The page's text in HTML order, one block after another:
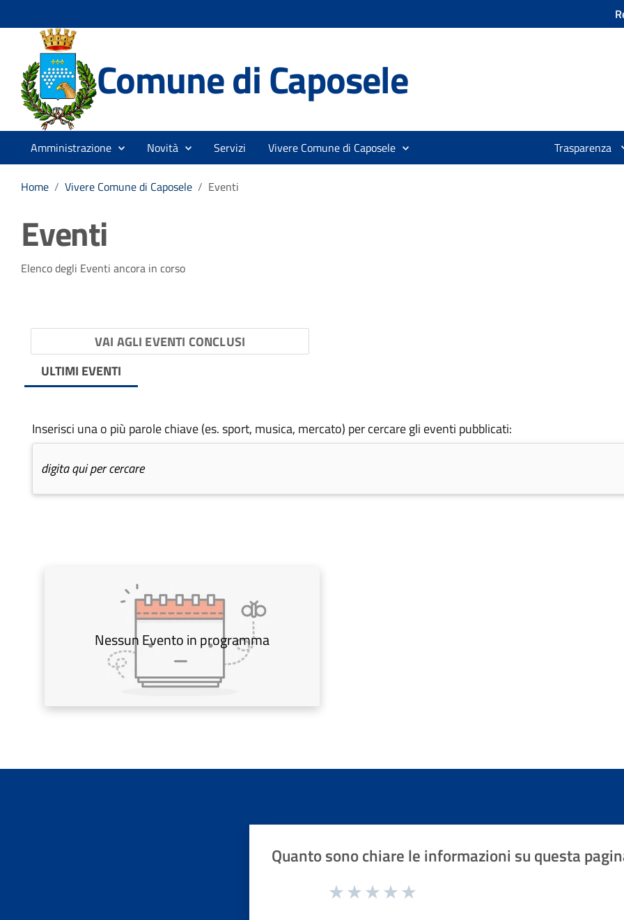
Comune di Caposele
Amministrazione Novità Servizi Vivere Comune di Caposele Trasparenza
Home / Vivere Comune di Caposele / Eventi
Eventi
Elenco degli Eventi ancora in corso
VAI AGLI EVENTI CONCLUSI
ULTIMI EVENTI
Inserisci una o più parole chiave (es. sport, musica, mercato) per cercare gli eventi pubblicati:
Nessun Evento in programma
Quanto sono chiare le informazioni su questa
Valuta da 1 a 5 stelle la pagina